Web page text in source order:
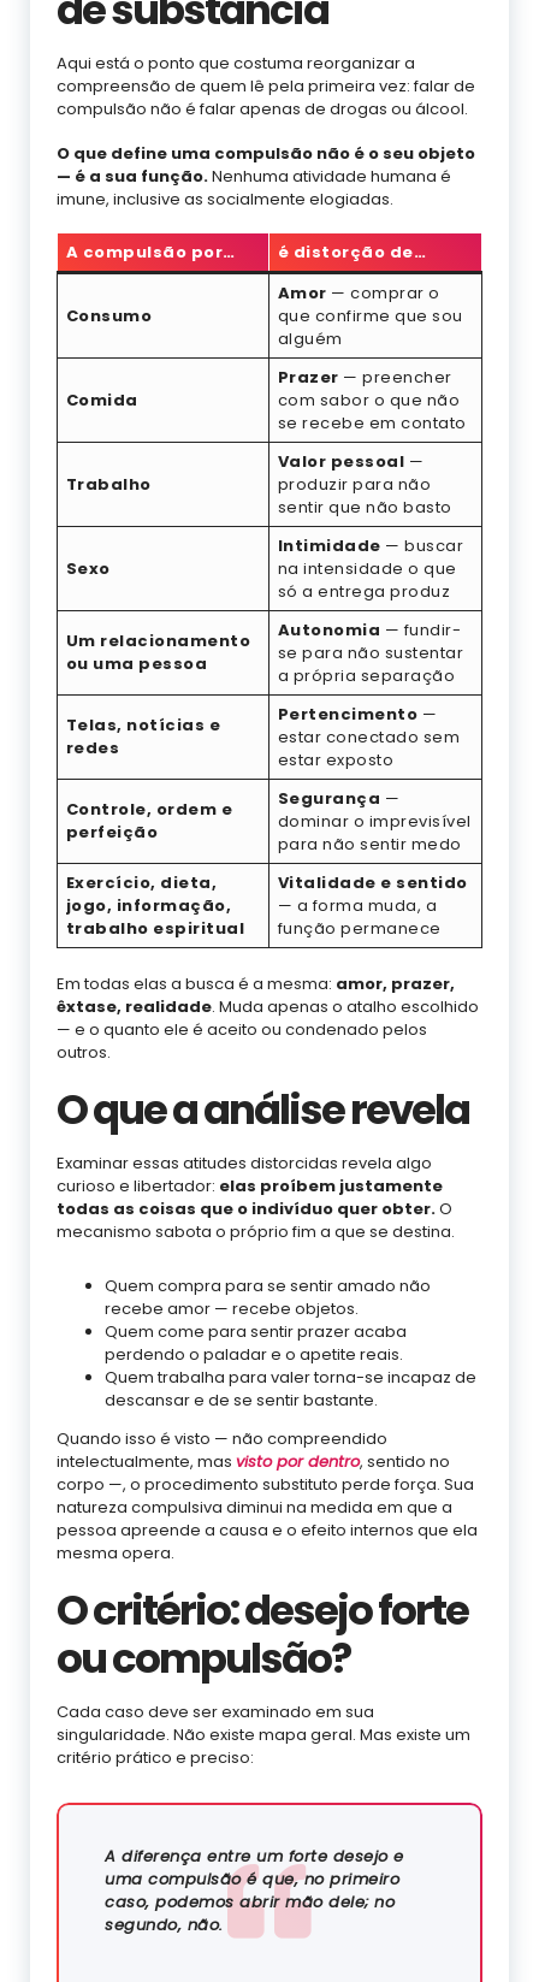
Aqui está o ponto que costuma reorganizar a
compreensão de quem lê pela primeira vez: falar de
compulsão não é falar apenas de drogas ou álcool.
O que define uma compulsão não é o seu objeto
— é a sua função.Nenhuma atividade humana é
imune, inclusive as socialmente elogiadas.
A compulsão por… é distorção de…
Consumo
Amor — comprar o
que confirme que sou
alguém
Comida
Prazer — preencher
com sabor o que não
se recebe em contato
Trabalho
Valor pessoal —
produzir para não
sentir que não basto
Sexo
Intimidade — buscar
na intensidade o que
só a entrega produz
Um relacionamento
ou uma pessoa
Autonomia — fundir-
se para não sustentar
a própria separação
Telas, notícias e
redes
Pertencimento —
estar conectado sem
estar exposto
Controle, ordem e
perfeição
Segurança —
dominar o imprevisível
para não sentir medo
Exercício, dieta,
jogo, informação,
trabalho espiritual
Vitalidade e sentido
— a forma muda, a
função permanece
Em todas elas a busca é a mesma: amor, prazer,
êxtase, realidade. Muda apenas o atalho escolhido
— e o quanto ele é aceito ou condenado pelos
outros.
O que a análise revela
Examinar essas atitudes distorcidas revela algo
curioso e libertador: elas proíbem justamente
todas as coisas que o indivíduo quer obter.O
mecanismo sabota o próprio fim a que se destina.
Quem compra para se sentir amado não
recebe amor — recebe objetos.
Quem come para sentir prazer acaba
perdendo o paladar e o apetite reais.
Quem trabalha para valer torna-se incapaz de
descansar e de se sentir bastante.
Quando isso é visto — não compreendido
intelectualmente, mas visto por dentro, sentido no
corpo —, o procedimento substituto perde força. Sua
natureza compulsiva diminui na medida em que a
pessoa apreende a causa e o efeito internos que ela
mesma opera.
O critério: desejo forte
ou compulsão?
Cada caso deve ser examinado em sua
singularidade. Não existe mapa geral. Mas existe um
critério prático e preciso:
A diferença entre um forte desejo e
uma compulsão é que, no primeiro
caso, podemos abrir mão dele; no
segundo, não.